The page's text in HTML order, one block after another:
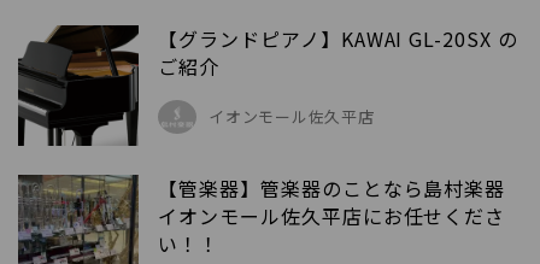
【グランドピアノ】KAWAI GL-20SX の
ご紹介
イオンモール佐久平店
【管楽器】管楽器のことなら島村楽器
イオンモール佐久平店にお任せくださ
い！！